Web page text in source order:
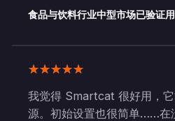
食品与饮料行业中型市场已验证
我觉得 Smartcat 很好用，
源。初始设置也很简单……在